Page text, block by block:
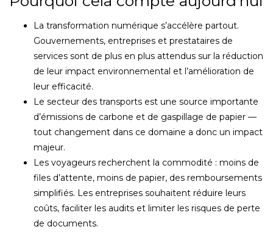
La transformation numérique s’accélère partout.
Gouvernements, entreprises et prestataires de
services sont de plus en plus attendus sur la réduction
de leur impact environnemental et l’amélioration de
leur efficacité.
Le secteur des transports est une source importante
d’émissions de carbone et de gaspillage de papier —
tout changement dans ce domaine a donc un impact
majeur.
Les voyageurs recherchent la commodité : moins de
files d’attente, moins de papier, des remboursements
simplifiés. Les entreprises souhaitent réduire leurs
coûts, faciliter les audits et limiter les risques de perte
de documents.